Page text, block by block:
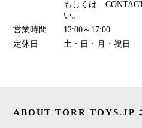
もしくは
い。
営業時間
12:00～17:00
定休日
土・日・月・祝日
ABOUT TORR TOYS.JP